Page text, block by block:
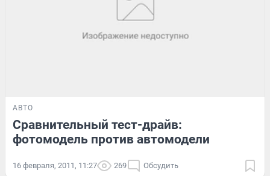
АВТО
Сравнительный тест-драйв:
фотомодель против автомодели
16 февраля, 2011, 11:27 269 Обсудить